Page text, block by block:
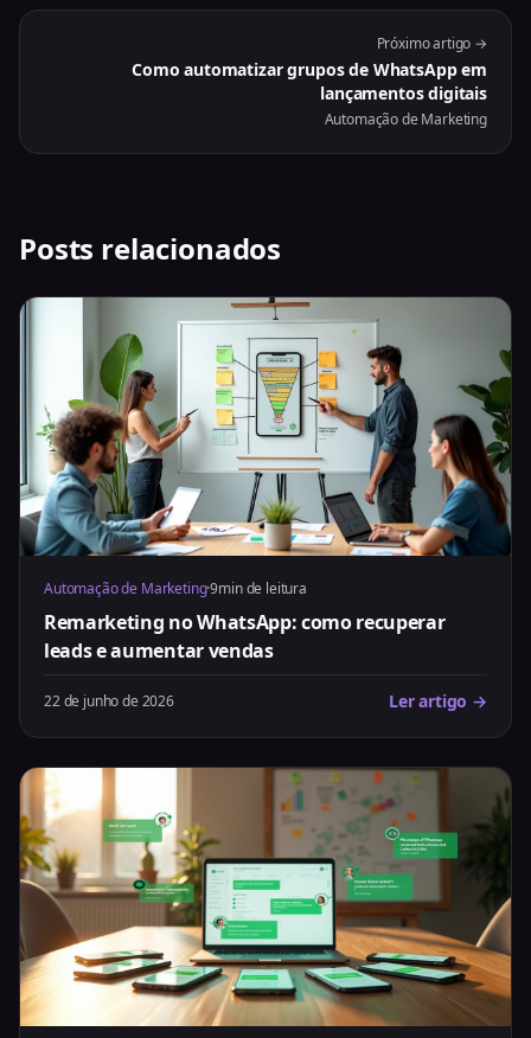
Próximo artigo →
Como automatizar grupos de WhatsApp em
lançamentos digitais
Automação de Marketing
Posts relacionados
Automação de Marketing·9min de leitura
Remarketing no WhatsApp: como recuperar
leads e aumentar vendas
22 de junho de 2026 Ler artigo →